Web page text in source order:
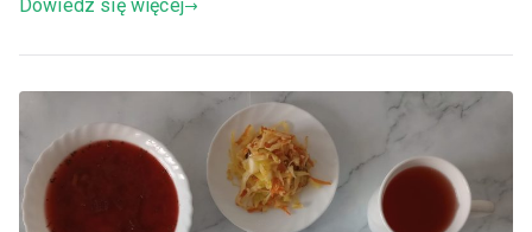
Dowiedz się więcej